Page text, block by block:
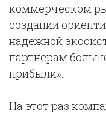
коммерческом
создании
надежной
партнерам
прибыли».
На этот раз